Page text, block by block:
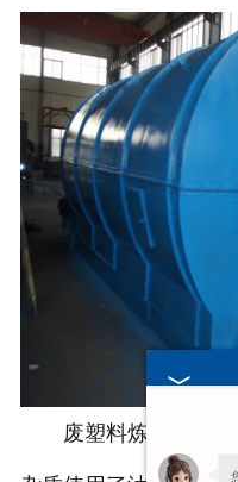
废塑料炼油设备为